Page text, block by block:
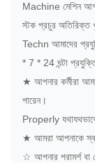
Machine মেশিন
স্টক প্রচুর অতিরিক্ত
Techn আমাদের
* 7 * 24 ঘন্টা
★ আপনার কর্মীরা
পারেন।
Properly যথাযথভাবে
★ আমরা আপনাকে
☆ আপনার পরামর্শ বা